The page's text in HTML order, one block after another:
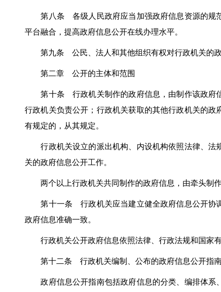
第八条 各级人民政府应当加强政府信息资源的规范
平台融合，提高政府信息公开在线办理水平。
第九条 公民、法人和其他组织有权对行政机关的政
第二章 公开的主体和范围
第十条 行政机关制作的政府信息，由制作该政府信
行政机关负责公开；行政机关获取的其他行政机关的
有规定的，从其规定。
行政机关设立的派出机构、内设机构依照法律、法
关的政府信息公开工作。
两个以上行政机关共同制作的政府信息，由牵头制
第十一条 行政机关应当建立健全政府信息公开协调
政府信息准确一致。
行政机关公开政府信息依照法律、行政法规和国家
第十二条 行政机关编制、公布的政府信息公开指南
政府信息公开指南包括政府信息的分类、编排体系